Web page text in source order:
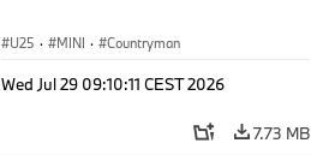
U25 · MINI · Countryman
Wed Jul 29 09:10:11 CEST 2026
7.73 MB